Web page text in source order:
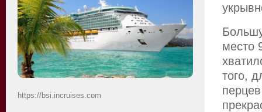
место
того,
https://bsi.incruises.com